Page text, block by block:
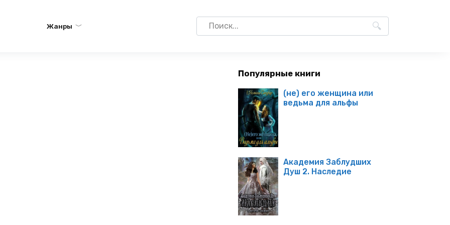
Жанры
Search
for:
Популярные книги
(не) его женщина или
ведьма для альфы
Академия Заблудших
Душ 2. Наследие